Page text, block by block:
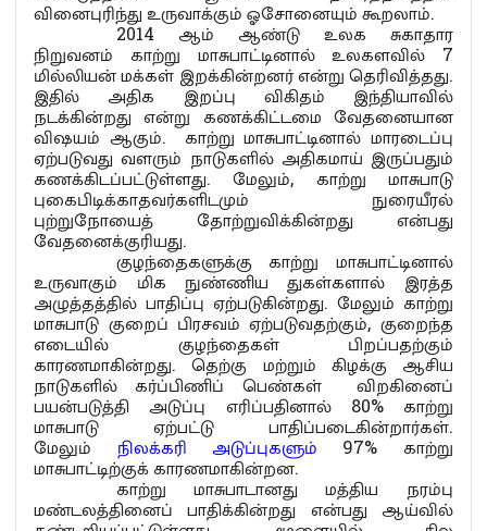
வினைபுரிந்து உருவாக்கும் ஓசோனையும் கூறலாம்.
2014 ஆம் ஆண்டு உலக சுகாதார
நிறுவனம் காற்று மாசுபாட்டினால் உலகளவில் 7
மில்லியன் மக்கள் இறக்கின்றனர் என்று தெரிவித்தது.
இதில் அதிக இறப்பு விகிதம் இந்தியாவில்
நடக்கின்றது என்று கணக்கிட்டமை வேதனையான
விஷயம் ஆகும். காற்று மாசுபாட்டினால் மாரடைப்பு
ஏற்படுவது வளரும் நாடுகளில் அதிகமாய் இருப்பதும்
கணக்கிடப்பட்டுள்ளது. மேலும், காற்று மாசுபாடு
புகைபிடிக்காதவர்களிடமும் நுரையீரல்
புற்றுநோயைத் தோற்றுவிக்கின்றது என்பது
வேதனைக்குரியது.
குழந்தைகளுக்கு காற்று மாசுபாட்டினால்
உருவாகும் மிக நுண்ணிய துகள்களால் இரத்த
அழுத்தத்தில் பாதிப்பு ஏற்படுகின்றது. மேலும் காற்று
மாசுபாடு குறைப் பிரசவம் ஏற்படுவதற்கும், குறைந்த
எடையில் குழந்தைகள் பிறப்பதற்கும்
காரணமாகின்றது. தெற்கு மற்றும் கிழக்கு ஆசிய
நாடுகளில் கர்ப்பிணிப் பெண்கள் விறகினைப்
பயன்படுத்தி அடுப்பு எரிப்பதினால் 80% காற்று
மாசுபாடு ஏற்பட்டு பாதிப்படைகின்றார்கள்.
மேலும் நிலக்கரி அடுப்புகளும் 97% காற்று
மாசுபாட்டிற்குக் காரணமாகின்றன.
காற்று மாசுபாடானது மத்திய நரம்பு
மண்டலத்தினைப் பாதிக்கின்றது என்பது ஆய்வில்